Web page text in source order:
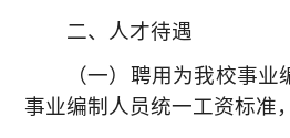
二、人才待遇
（一）聘用为我校事
事业编制人员统一工资标准